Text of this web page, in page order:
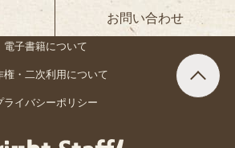
お問い合わせ
電子書籍について
権・二次利用について
ライバシーポリシー